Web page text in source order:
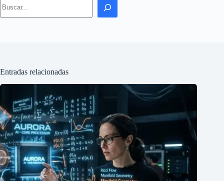
Entradas relacionadas